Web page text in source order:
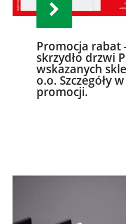
Promocja rabat
skrzydło drzwi
wskazanych
o.o. Szczegóły
promocji.